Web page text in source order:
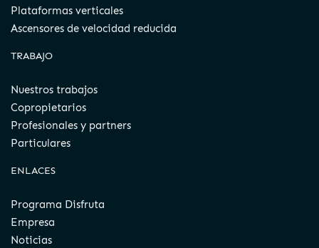
Plataformas verticales
Ascensores de velocidad reducida
TRABAJO
Nuestros trabajos
Copropietarios
Profesionales y partners
Particulares
ENLACES
Programa Disfruta
Empresa
Noticias